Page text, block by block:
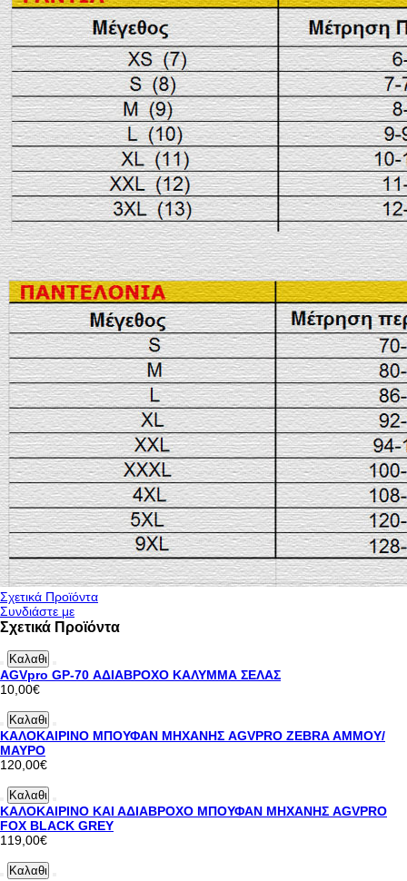
Σχετικά Προϊόντα
Συνδιάστε με
Σχετικά Προϊόντα
Καλαθι
AGVpro GP-70 ΑΔΙΑΒΡΟΧΟ ΚΑΛΥΜΜΑ ΣΕΛΑΣ
10,00€
Καλαθι
ΚΑΛΟΚΑΙΡΙΝΟ ΜΠΟΥΦΑΝ ΜΗΧΑΝΗΣ AGVPRO ZEBRA ΑΜΜΟΥ/
ΜΑΥΡΟ
120,00€
Καλαθι
ΚΑΛΟΚΑΙΡΙΝΟ ΚΑΙ ΑΔΙΑΒΡΟΧΟ ΜΠΟΥΦΑΝ ΜΗΧΑΝΗΣ AGVPRO
FOX BLACK GREY
119,00€
Καλαθι